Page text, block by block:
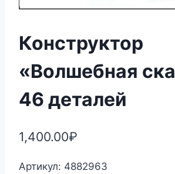
Конструктор
«Волшебная
46 деталей
1,400.00₽
Артикул: 4882963